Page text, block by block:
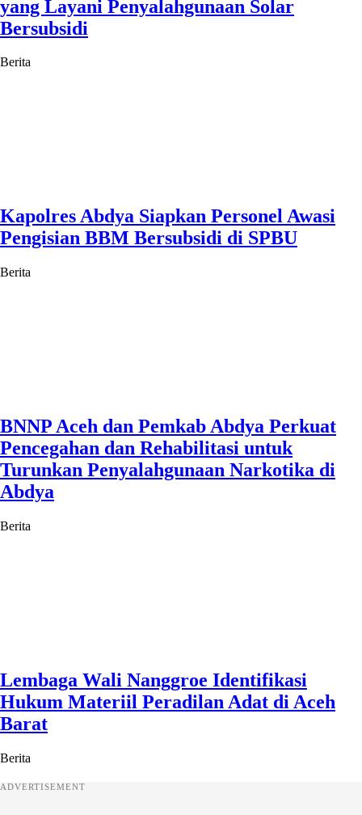
yang Layani Penyalahgunaan Solar
Bersubsidi
Berita
Kapolres Abdya Siapkan Personel Awasi
Pengisian BBM Bersubsidi di SPBU
Berita
BNNP Aceh dan Pemkab Abdya Perkuat
Pencegahan dan Rehabilitasi untuk
Turunkan Penyalahgunaan Narkotika di
Abdya
Berita
Lembaga Wali Nanggroe Identifikasi
Hukum Materiil Peradilan Adat di Aceh
Barat
Berita
ADVERTISEMENT